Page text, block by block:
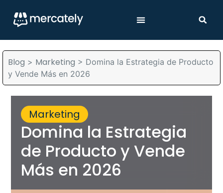
Blog > Marketing > Domina la Estrategia de Producto
y Vende Más en 2026
Marketing
Domina la Estrategia
de Producto y Vende
Más en 2026